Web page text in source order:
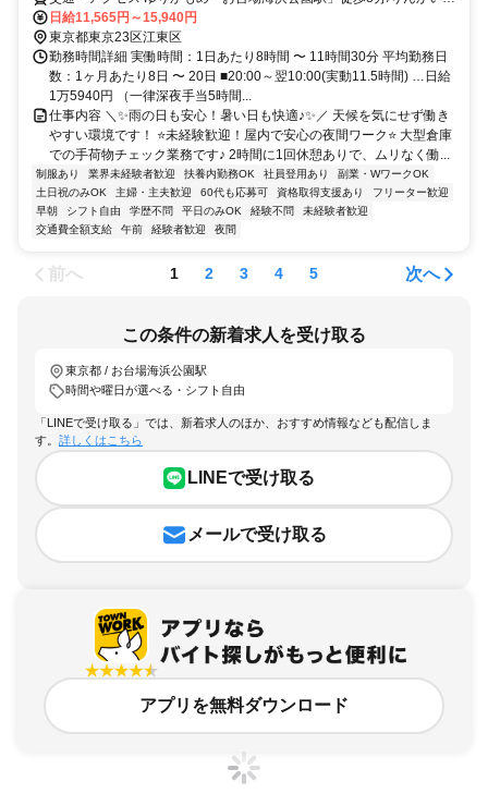
「国際展示場駅」 徒歩 14分★東陽町駅・田町駅より無料送迎バスあ
り！
日給11,565円～15,940円
東京都東京23区江東区
勤務時間詳細 実働時間：1日あたり8時間 〜 11時間30分 平均勤務日
数：1ヶ月あたり8日 〜 20日 ■20:00～翌10:00(実動11.5時間) …日給
1万5940円 （一律深夜手当5時間...
仕事内容 ＼✨雨の日も安心！暑い日も快適♪✨／ 天候を気にせず働き
やすい環境です！ ⭐未経験歓迎！屋内で安心の夜間ワーク⭐ 大型倉庫
での手荷物チェック業務です♪ 2時間に1回休憩ありで、ムリなく働...
制服あり 業界未経験者歓迎 扶養内勤務OK 社員登用あり
副業・WワークOK
土日祝のみOK
主婦・主夫歓迎 60代も応募可 資格取得支援あり
フリーター歓迎
早朝
シフト自由 学歴不問 平日のみOK 経験不問
未経験者歓迎
交通費全額支給
午前 経験者歓迎 夜間
前へ 1 2 3 4 5 次へ
この条件の新着求人を受け取る
東京都 / お台場海浜公園駅
時間や曜日が選べる・シフト自由
「LINEで受け取る」では、新着求人のほか、おすすめ情報なども配信しま
す。 詳しくはこちら
LINEで受け取る
メールで受け取る
アプリを無料ダウンロード